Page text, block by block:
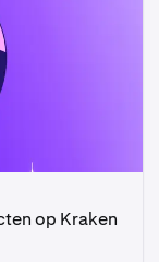
op Kraken